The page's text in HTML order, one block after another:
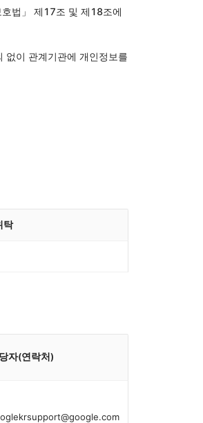
법」 제17조 및 제18조에
없이 관계기관에 개인정보를
탁
자(연락처)